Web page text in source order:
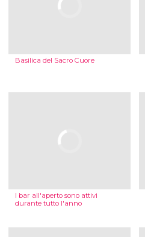
Basilica del Sacro Cuore
I bar all'aperto sono attivi
durante tutto l'anno